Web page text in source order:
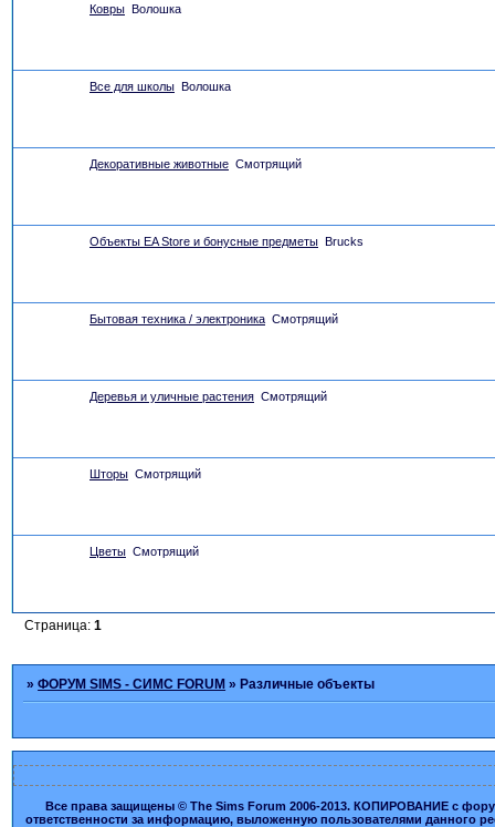
Ковры Волошка
Все для школы Волошка
Декоративные животные Смотрящий
Объекты EA Store и бонусные предметы Brucks
Бытовая техника / электроника Смотрящий
Деревья и уличные растения Смотрящий
Шторы Смотрящий
Цветы Смотрящий
Страница:1
»ФОРУМ SIMS - СИМС FORUM » Различные объекты
Все права защищены © The Sims Forum 2006-2013. КОПИРОВАНИЕ с
ответственности за информацию, выложенную пользователями данного